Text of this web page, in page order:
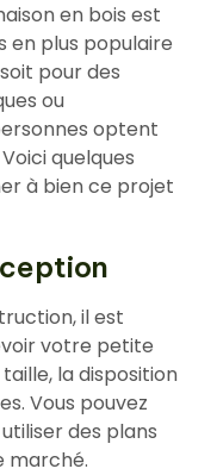
en bois est
en plus populaire
pour des
ou
optent
quelques
à bien ce projet
il est
votre petite
la disposition
Vous pouvez
des plans
marché.